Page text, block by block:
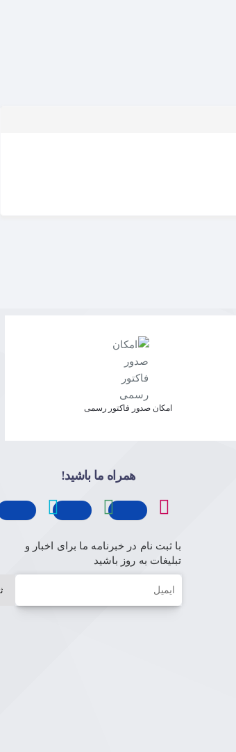
امکان صدور فاکتور رسمی
همراه ما باشید!
با ثبت نام در خبرنامه ما برای اخبار و
تبلیغات به روز باشید
ایمیل